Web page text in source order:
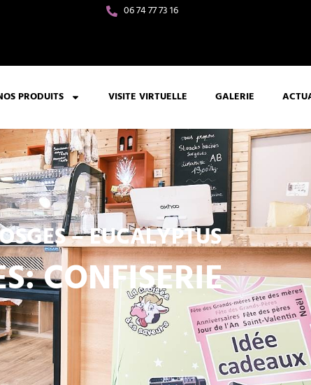
06 74 77 73 16
PRODUITS VISITE VIRTUELLE GALERIE
– EUCALYPTUS
CONFISERIE